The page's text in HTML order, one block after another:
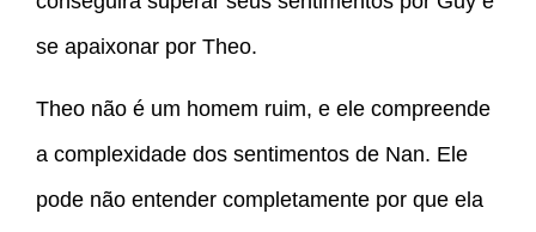
se apaixonar por Theo.
Theo não é um homem ruim, e ele compreende
a complexidade dos sentimentos de Nan. Ele
pode não entender completamente por que ela